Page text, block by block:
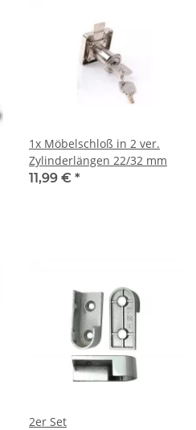
1x Möbelschloß in 2 ver.
Zylinderlängen 22/32 mm
11,99 € *
2er Set